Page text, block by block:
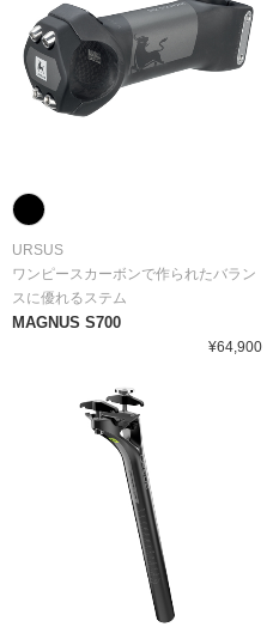
URSUS
ワンピースカーボンで作られたバラン
スに優れるステム
MAGNUS S700
¥64,900